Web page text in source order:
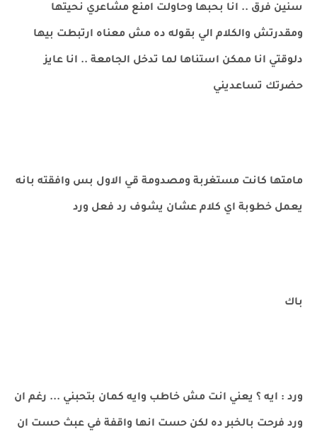
سنين فرق .. انا بحبها وحاولت امنع مشاعري نحيتها
ومقدرتش والكلام الي بقوله ده مش معناه ارتبطت بيها
دلوقتي انا ممكن استناها لما تدخل الجامعة .. انا عايز
حضرتك تساعديني
مامتها كانت مستغربة ومصدومة قي الاول بس وافقته بانه
يعمل خطوبة اي كلام عشان يشوف رد فعل ورد
باك
ورد : ايه ؟ يعني انت مش خاطب وايه كمان بتحبني ... رغم ان
ورد فرحت بالخبر ده لكن حست انها واقفة في عبث حست ان